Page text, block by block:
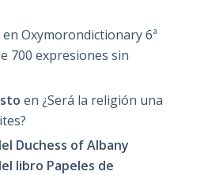
en Oxymorondictionary 6ª
700 expresiones sin
en ¿Será la religión una
Duchess of Albany
libro Papeles de